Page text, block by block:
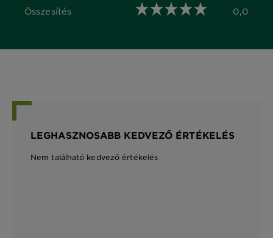
Összesítés
0,0 out of 5 stars 0,0
LEGHASZNOSABB KEDVEZŐ ÉRTÉKELÉS
Nem található kedvező értékelés